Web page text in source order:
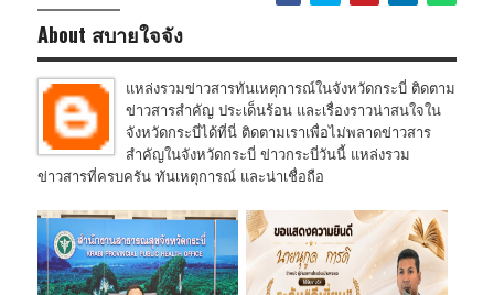
About สบายใจจัง
แหล่งรวมข่าวสารทันเหตุการณ์ในจังหวัดกระบี่ ติดตาม
ข่าวสารสำคัญ ประเด็นร้อน และเรื่องราวน่าสนใจใน
จังหวัดกระบี่ได้ที่นี่ ติดตามเราเพื่อไม่พลาดข่าวสาร
สำคัญในจังหวัดกระบี่ ข่าวกระบี่วันนี้ แหล่งรวม
ข่าวสารที่ครบครัน ทันเหตุการณ์ และน่าเชื่อถือ